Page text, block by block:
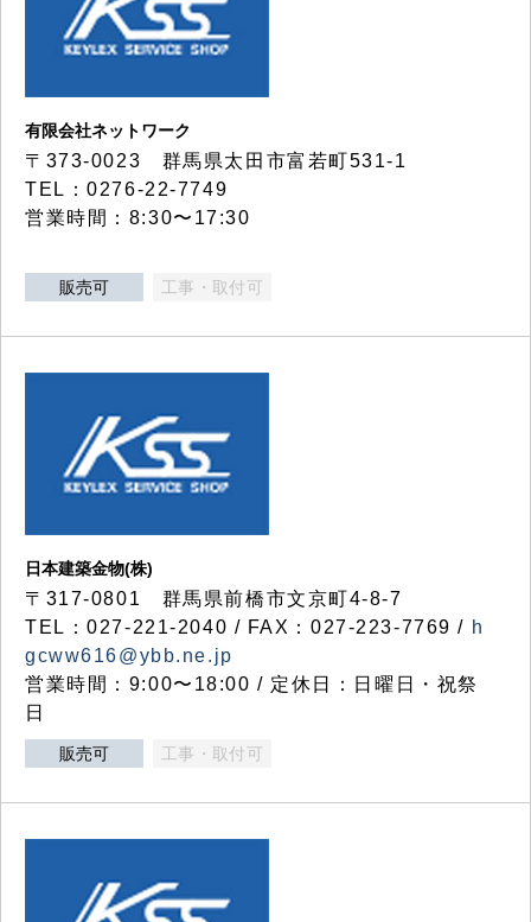
有限会社ネットワーク
〒373-0023 群馬県太田市富若町531-1
TEL：0276-22-7749
営業時間：8:30〜17:30
販売可 工事・取付可
日本建築金物(株)
〒317‐0801 群馬県前橋市文京町4-8-7
TEL：027-221-2040 / FAX：027-223-7769 / h
gcww616@ybb.ne.jp
営業時間：9:00〜18:00 / 定休日：日曜日・祝祭
日
販売可 工事・取付可